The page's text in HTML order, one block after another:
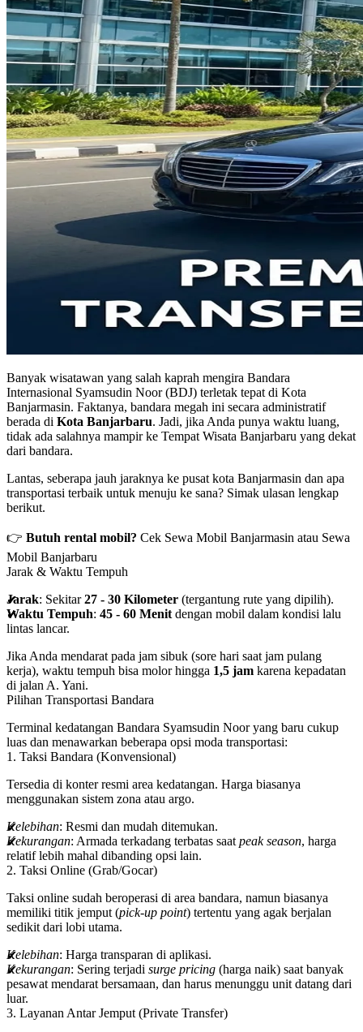
Banyak wisatawan yang salah kaprah mengira Bandara
Internasional Syamsudin Noor (BDJ) terletak tepat di Kota
Banjarmasin. Faktanya, bandara megah ini secara administratif
berada di Kota Banjarbaru. Jadi, jika Anda punya waktu luang,
tidak ada salahnya mampir ke Tempat Wisata Banjarbaru yang dekat
dari bandara.
Lantas, seberapa jauh jaraknya ke pusat kota Banjarmasin dan apa
transportasi terbaik untuk menuju ke sana? Simak ulasan lengkap
berikut.
👉 Butuh rental mobil? Cek Sewa Mobil Banjarmasin atau Sewa
Mobil Banjarbaru
Jarak & Waktu Tempuh
Jarak: Sekitar27 - 30 Kilometer (tergantung rute yang dipilih).
Waktu Tempuh: 45 - 60 Menit dengan mobil dalam kondisi lalu
lintas lancar.
Jika Anda mendarat pada jam sibuk (sore hari saat jam pulang
kerja), waktu tempuh bisa molor hingga 1,5 jam karena kepadatan
di jalan A. Yani.
Pilihan Transportasi Bandara
Terminal kedatangan Bandara Syamsudin Noor yang baru cukup
luas dan menawarkan beberapa opsi moda transportasi:
1. Taksi Bandara (Konvensional)
Tersedia di konter resmi area kedatangan. Harga biasanya
menggunakan sistem zona atau argo.
Kelebihan: Resmi dan mudah ditemukan.
Kekurangan: Armada terkadang terbatas saat peak season, harga
relatif lebih mahal dibanding opsi lain.
2. Taksi Online (Grab/Gocar)
Taksi online sudah beroperasi di area bandara, namun biasanya
memiliki titik jemput (pick-up point) tertentu yang agak berjalan
sedikit dari lobi utama.
Kelebihan: Harga transparan di aplikasi.
Kekurangan: Sering terjadi surge pricing (harga naik) saat banyak
pesawat mendarat bersamaan, dan harus menunggu unit datang dari
luar.
3. Layanan Antar Jemput (Private Transfer)